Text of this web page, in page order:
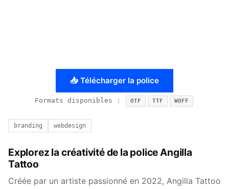
📥 Télécharger la police
Formats disponibles : OTF TTF WOFF
branding webdesign
Explorez la créativité de la police Angilla
Tattoo
Créée par un artiste passionné en 2022, Angilla Tattoo